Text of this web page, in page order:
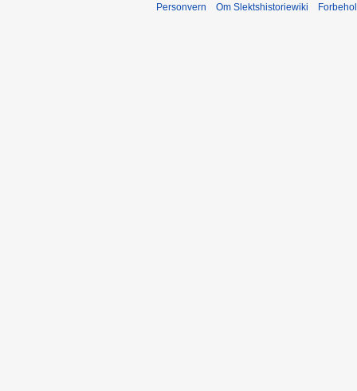
Personvern Om Slektshistoriewiki